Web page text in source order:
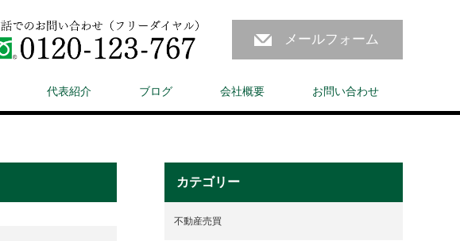
メールフォーム
代表紹介 ブログ 会社概要 お問い合わせ
カテゴリー
不動産売買